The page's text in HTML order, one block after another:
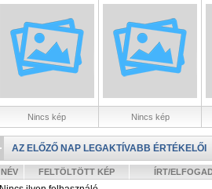
Nincs kép Nincs kép
AZ ELŐZŐ NAP LEGAKTÍVABB ÉRTÉKELŐI
NÉV FELTÖLTÖTT KÉP ÍRT/